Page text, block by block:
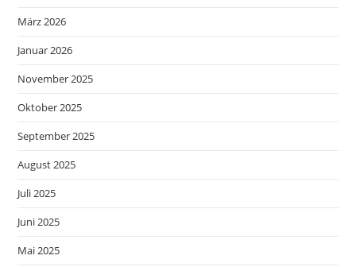
März 2026
Januar 2026
November 2025
Oktober 2025
September 2025
August 2025
Juli 2025
Juni 2025
Mai 2025